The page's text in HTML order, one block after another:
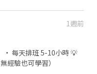
1週前
或零售經驗佳（但無經驗也可學習）